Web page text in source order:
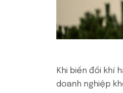
Khi biến đổi khí
doanh nghiệp